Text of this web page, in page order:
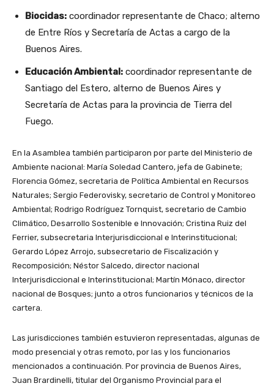
Biocidas: coordinador representante de Chaco; alterno
de Entre Ríos y Secretaría de Actas a cargo de la
Buenos Aires.
Educación Ambiental: coordinador representante de
Santiago del Estero, alterno de Buenos Aires y
Secretaría de Actas para la provincia de Tierra del
Fuego.
En la Asamblea también participaron por parte del Ministerio de
Ambiente nacional: María Soledad Cantero, jefa de Gabinete;
Florencia Gómez, secretaria de Política Ambiental en Recursos
Naturales; Sergio Federovisky, secretario de Control y Monitoreo
Ambiental; Rodrigo Rodríguez Tornquist, secretario de Cambio
Climático, Desarrollo Sostenible e Innovación; Cristina Ruiz del
Ferrier, subsecretaria Interjurisdiccional e Interinstitucional;
Gerardo López Arrojo, subsecretario de Fiscalización y
Recomposición; Néstor Salcedo, director nacional
Interjurisdiccional e Interinstitucional; Martín Mónaco, director
nacional de Bosques; junto a otros funcionarios y técnicos de la
cartera.
Las jurisdicciones también estuvieron representadas, algunas de
modo presencial y otras remoto, por las y los funcionarios
mencionados a continuación. Por provincia de Buenos Aires,
Juan Brardinelli, titular del Organismo Provincial para el